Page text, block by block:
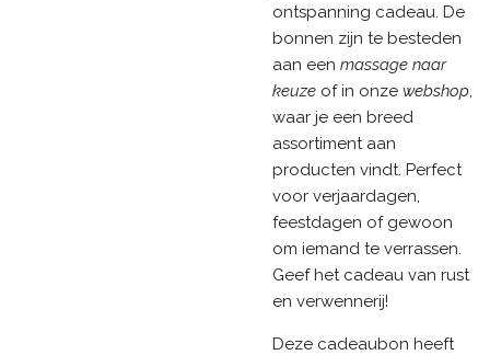
ontspanning cadeau. De
bonnen zijn te besteden
aan een massage naar
keuze of in onze webshop,
waar je een breed
assortiment aan
producten vindt. Perfect
voor verjaardagen,
feestdagen of gewoon
om iemand te verrassen.
Geef het cadeau van rust
en verwennerij!
Deze cadeaubon heeft